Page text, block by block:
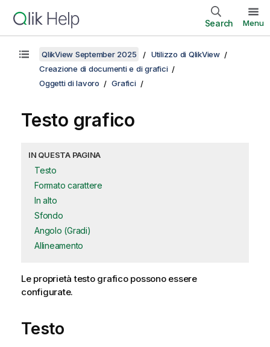
Search Menu
QlikView September 2025
Utilizzo di QlikView
Creazione di documenti e di grafici
Oggetti di lavoro
Grafici
Testo grafico
IN QUESTA PAGINA
Testo
Formato carattere
In alto
Sfondo
Angolo (Gradi)
Allineamento
Le proprietà testo grafico possono essere
configurate.
Testo